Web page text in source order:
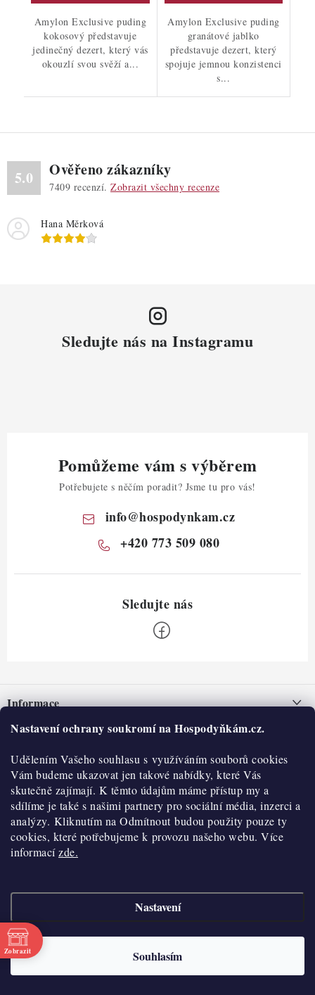
Nastavení ochrany soukromí na Hospodyňkám.cz.
Udělením Vašeho souhlasu s využíváním souborů cookies
Vám budeme ukazovat jen takové nabídky, které Vás
skutečně zajímají. K těmto údajům máme přístup my a
sdílíme je také s našimi partnery pro sociální média, inzerci a
analýzy. Kliknutím na Odmítnout budou použity pouze ty
cookies, které potřebujeme k provozu našeho webu. Více
informacízde.
Nastavení
Souhlasím
Amylon Exclusive puding
kokosový představuje
jedinečný dezert, který vás
okouzlí svou svěží a...
Amylon Exclusive puding
granátové jablko
představuje dezert, který
spojuje jemnou konzistenci
s...
5.0 Ověřeno zákazníky
7409 recenzí. Zobrazit všechny recenze
Hana Měrková
Sledujte nás na Instagramu
Pomůžeme vám s výběrem
Potřebujete s něčím poradit? Jsme tu pro vás!
info@hospodynkam.cz
+420 773 509 080
pInformace
Nepřevzetí zásilky na dobírku
Obchodní podmínky
Hodnocení obchodu
Blog
Moje objednávka
O nás
Historie
Kontakty
O nákupu
Reklamace a vratky
Výdejní místa
Velkoobchod
Doprava a platba
Vytvořil Shoptet
Copyright 2026
cookies
Zobrazit